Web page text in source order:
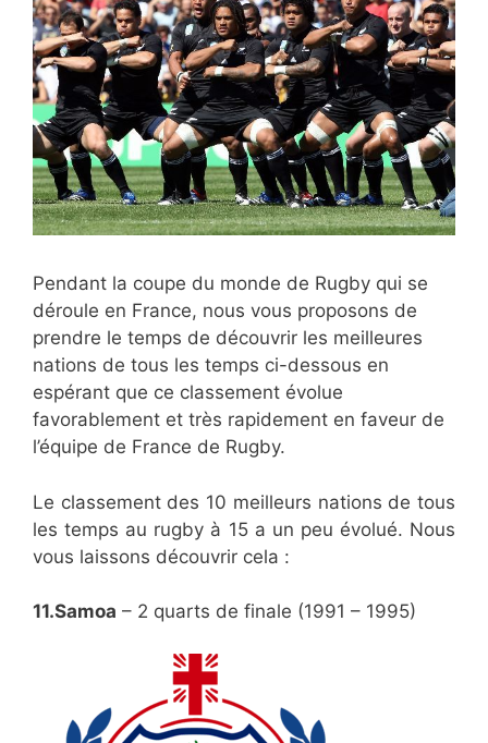
Pendant la coupe du monde de Rugby qui se
déroule en France, nous vous proposons de
prendre le temps de découvrir les meilleures
nations de tous les temps ci-dessous en
espérant que ce classement évolue
favorablement et très rapidement en faveur de
l’équipe de France de Rugby.
Le classement des 10 meilleurs nations de tous
les temps au rugby à 15 a un peu évolué. Nous
vous laissons découvrir cela :
11.Samoa – 2 quarts de finale (1991 – 1995)